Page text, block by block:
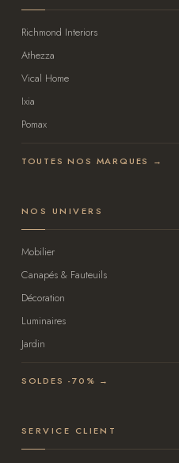
Richmond Interiors
Athezza
Vical Home
Ixia
Pomax
TOUTES NOS MARQUES →
NOS UNIVERS
Mobilier
Canapés & Fauteuils
Décoration
Luminaires
Jardin
SOLDES -70% →
SERVICE CLIENT